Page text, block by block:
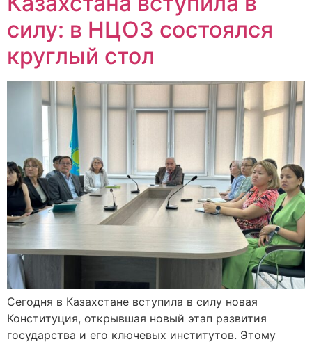
силу: в НЦОЗ состоялся
круглый стол
Сегодня в Казахстане вступила в силу новая
Конституция, открывшая новый этап развития
государства и его ключевых институтов. Этому